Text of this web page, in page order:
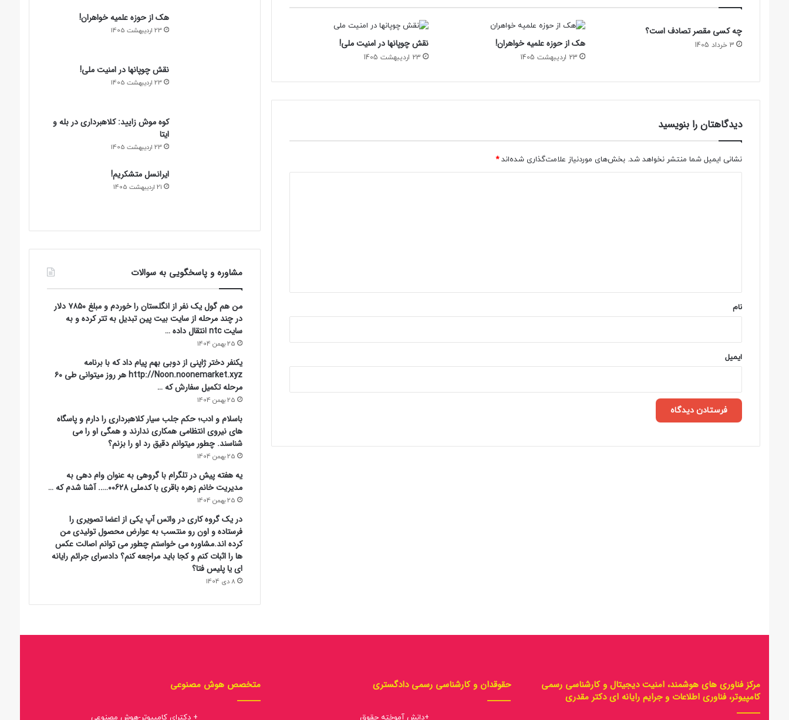
چه کسی مقصر تصادف است؟
3 خرداد 1405 هک از حوزه علمیه خواهران!
23 اردیبهشت 1405
نقش چوپانها در امنیت ملی!
23 اردیبهشت 1405
دیدگاهتان را بنویسید
نشانی ایمیل شما منتشر نخواهد شد. بخش‌های موردنیاز علامت‌گذاری شده‌اند*
نام
ایمیل
3 خرداد 1405
نقش چوپانها در امنیت ملی!
23 اردیبهشت 1405
ایتا
23 اردیبهشت 1405
ایرانسل متشکریم!
مشاوره و پاسخگویی به سوالات
در چند مرحله از سایت بیت پین تبدیل به تتر کرده و به
سایت ntc انتقال داده …
یکنفر دختر ژاپنی از دوبی بهم پیام داد که با برنامه
مرحله تکمیل سفارش که …
باسلام و ادب؛ حکم جلب سیار کلاهبرداری را دارم و پاسگاه
های نیروی انتظامی همکاری ندارند و همگی او را می
شناسند. چطور میتوانم دقیق رد او را بزنم؟
یه هفته پیش در تلگرام با گروهی به عنوان وام دهی به
مدیریت خانم زهره باقری با کدملی 00628….. آشنا شدم که …
25 بهمن 1404
در یک گروه کاری در واتس آپ یکی از اعضا تصویری را
فرستاده و اون رو منتسب به عوارض محصول تولیدی من
کرده اند.مشاوره می خواستم چطور می توانم اصالت عکس
ها را اثبات کنم و کجا باید مراجعه کنم؟ دادسرای جرائم رایانه
ای یا پلیس فتا؟
8 دی 1404
+ کارشناس رسمی دادگستری در رشته کامپیوتر، فناوری اطلاعات و جرائم
+ مدرس دانشگاه
+ مقام های قهرمانی متعدد در مسابقات ملی هوش مصنوعی، پردازش